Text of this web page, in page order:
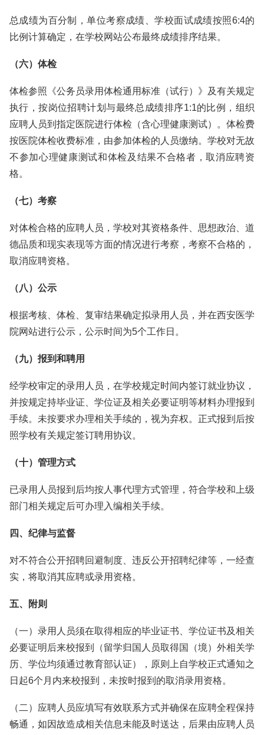
总成绩为百分制，单位考察成绩、学校面试成绩按照6:4的
比例计算确定，在学校网站公布最终成绩排序结果。
（六）体检
体检参照《公务员录用体检通用标准（试行）》及有关规定
执行，按岗位招聘计划与最终总成绩排序1:1的比例，组织
应聘人员到指定医院进行体检（含心理健康测试）。体检费
按医院体检收费标准，由参加体检的人员缴纳。学校对无故
不参加心理健康测试和体检及结果不合格者，取消应聘资
格。
（七）考察
对体检合格的应聘人员，学校对其资格条件、思想政治、道
德品质和现实表现等方面的情况进行考察，考察不合格的，
取消应聘资格。
（八）公示
根据考核、体检、复审结果确定拟录用人员，并在西安医学
院网站进行公示，公示时间为5个工作日。
（九）报到和聘用
经学校审定的录用人员，在学校规定时间内签订就业协议，
并按规定持毕业证、学位证及相关必要证明等材料办理报到
手续。未按要求办理相关手续的，视为弃权。正式报到后按
照学校有关规定签订聘用协议。
（十）管理方式
已录用人员报到后均按人事代理方式管理，符合学校和上级
部门相关规定后可办理入编相关手续。
四、纪律与监督
对不符合公开招聘回避制度、违反公开招聘纪律等，一经查
实，将取消其应聘或录用资格。
五、附则
（一）录用人员须在取得相应的毕业证书、学位证书及相关
必要证明后来校报到（留学归国人员取得国（境）外相关学
历、学位均须通过教育部认证），原则上自学校正式通知之
日起6个月内来校报到，未按时报到的取消录用资格。
（二）应聘人员应填写有效联系方式并确保在应聘全程保持
畅通，如因故造成相关信息未能及时送达，后果由应聘人员